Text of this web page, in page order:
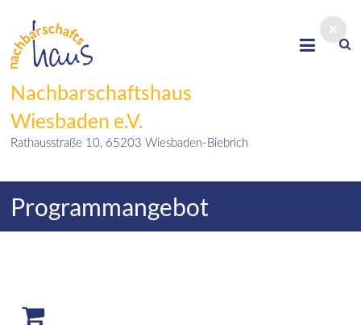
content
Nachbarschaftshaus
Wiesbaden e.V.
Rathausstraße 10, 65203 Wiesbaden-Biebrich
Programmangebot